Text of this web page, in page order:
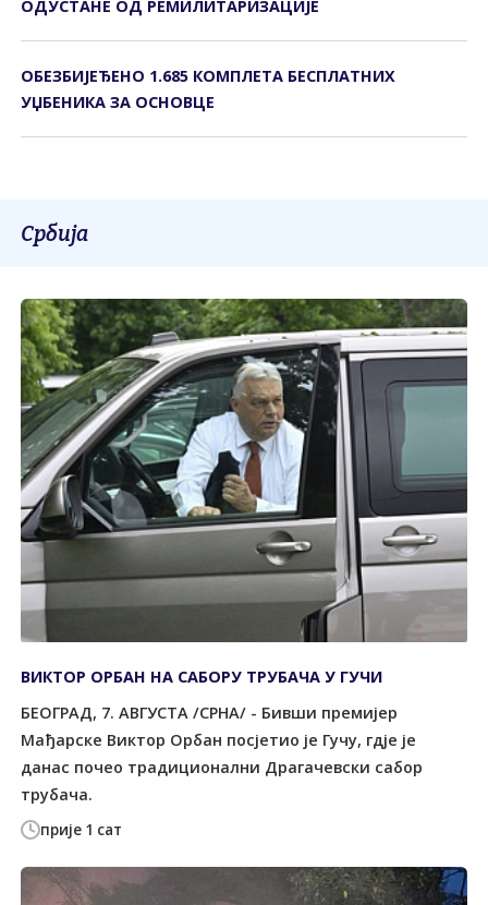
ОДУСТАНЕ ОД РЕМИЛИТАРИЗАЦИЈЕ
ОБЕЗБИЈЕЂЕНО 1.685 КОМПЛЕТА БЕСПЛАТНИХ
УЏБЕНИКА ЗА ОСНОВЦЕ
Србија
прије 1 сат
ВИКТОР ОРБАН НА САБОРУ ТРУБАЧА У ГУЧИ
БЕОГРАД, 7. АВГУСТА /СРНА/ - Бивши премијер
Мађарске Виктор Орбан посјетио је Гучу, гдје је
данас почео традиционални Драгачевски сабор
трубача.